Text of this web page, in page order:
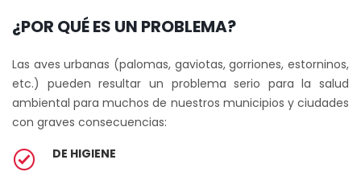
¿POR QUÉ ES UN PROBLEMA?
Las aves urbanas (palomas, gaviotas, gorriones, estorninos,
etc.) pueden resultar un problema serio para la salud
ambiental para muchos de nuestros municipios y ciudades
con graves consecuencias:
DE HIGIENE